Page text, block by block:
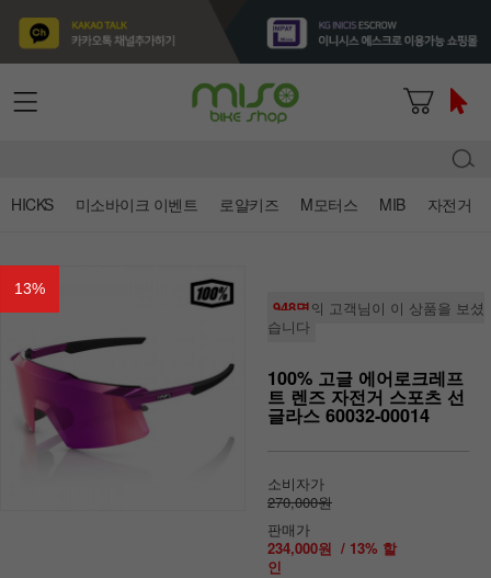
HICKS 미소바이크 이벤트 로얄키즈 M모터스 MIB 자전거
13%
948명의 고객님이 이 상품을 보셨
습니다
100% 고글 에어로크레프
트 렌즈 자전거 스포츠 선
글라스 60032-00014
소비자가
270,000원
판매가
234,000원 / 13% 할
인